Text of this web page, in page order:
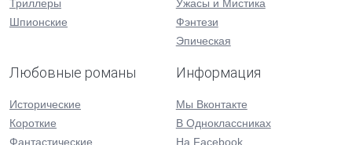
Триллеры
Шпионские
Ужасы и Мистика
Фэнтези
Эпическая
Любовные романы
Исторические
Короткие
Фантастические
Информация
Мы Вконтакте
В Одноклассниках
На Facebook